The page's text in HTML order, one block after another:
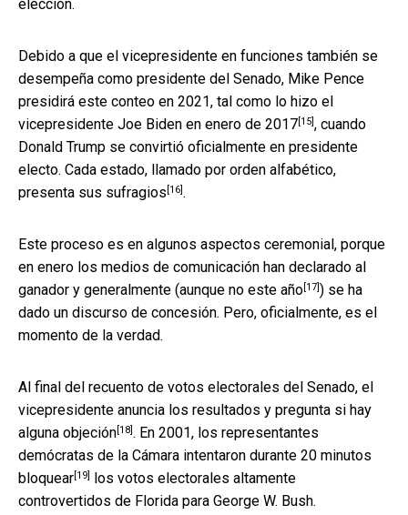
elección.
Debido a que el vicepresidente en funciones también se
desempeña como presidente del Senado, Mike Pence
presidirá este conteo en 2021, tal como lo hizo el
vicepresidente Joe Biden en enero de 2017[15], cuando
Donald Trump se convirtió oficialmente en presidente
electo. Cada estado, llamado por orden alfabético,
presenta sus sufragios [16].
Este proceso es en algunos aspectos ceremonial, porque
en enero los medios de comunicación han declarado al
ganador y generalmente (aunque no este año[17]) se ha
dado un discurso de concesión. Pero, oficialmente, es el
momento de la verdad.
Al final del recuento de votos electorales del Senado, el
vicepresidente anuncia los resultados y pregunta si hay
alguna objeción[18]. En 2001, los representantes
demócratas de la Cámara intentaron durante 20 minutos
bloquear[19] los votos electorales altamente
controvertidos de Florida para George W. Bush.